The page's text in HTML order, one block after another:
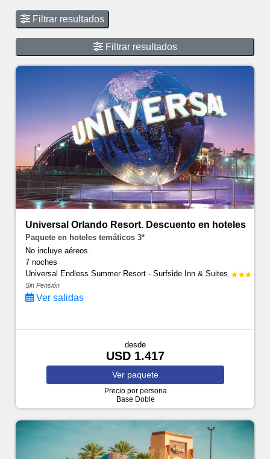
Filtrar resultados
Filtrar resultados
Universal Orlando Resort. Descuento en hoteles
Paquete en hoteles temáticos 3*
No incluye aéreos.
7 noches
Universal Endless Summer Resort - Surfside Inn & Suites
Sin Pensión
Ver salidas
desde
USD 1.417
Ver paquete
Precio por persona
Base Doble